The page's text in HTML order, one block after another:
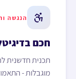
הנגשה
חכם
תכנית חדשנית
מוגבלות -